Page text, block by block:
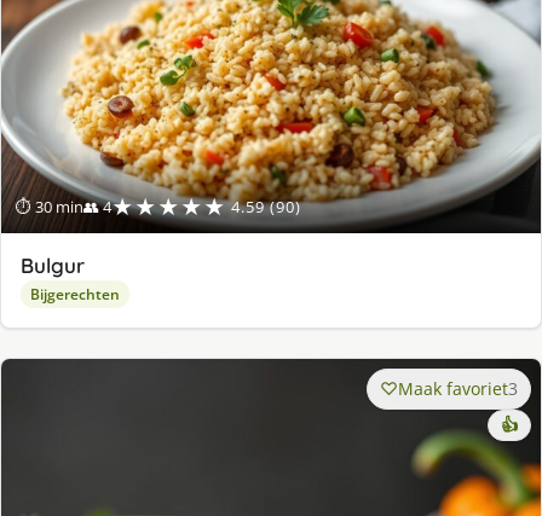
⏱ 30 min👥 4★★★★★ 4.59 (90)
Bulgur
Bijgerechten
Maak favoriet3
👍